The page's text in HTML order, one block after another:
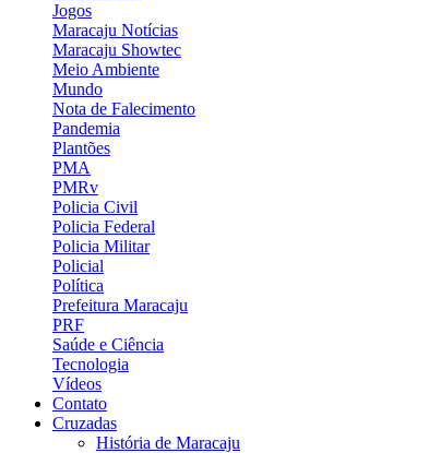
Jogos
Maracaju Notícias
Maracaju Showtec
Meio Ambiente
Mundo
Nota de Falecimento
Pandemia
Plantões
PMA
PMRv
Policia Civil
Policia Federal
Policia Militar
Policial
Política
Prefeitura Maracaju
PRF
Saúde e Ciência
Tecnologia
Vídeos
Contato
Cruzadas
História de Maracaju